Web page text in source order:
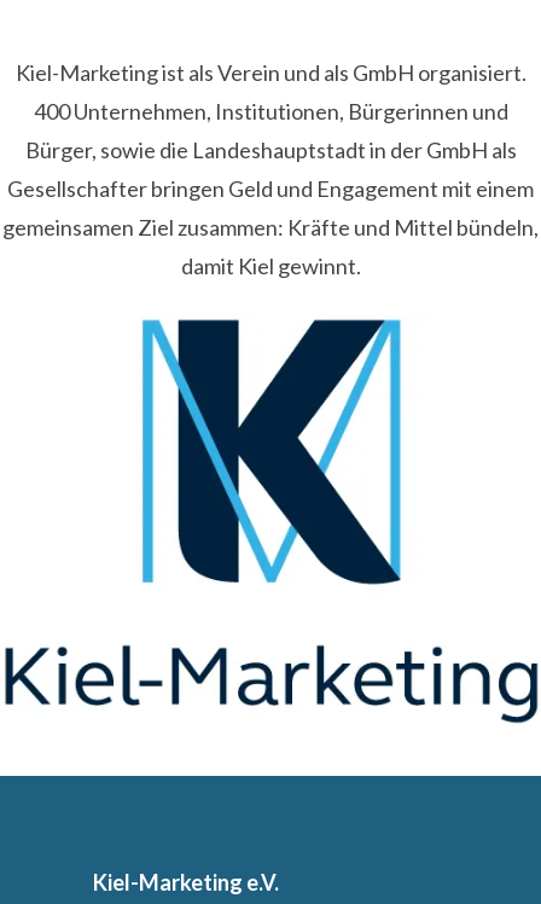
Kiel-Marketing ist als Verein und als GmbH organisiert.
400 Unternehmen, Institutionen, Bürgerinnen und
Bürger, sowie die Landeshauptstadt in der GmbH als
Gesellschafter bringen Geld und Engagement mit einem
gemeinsamen Ziel zusammen: Kräfte und Mittel bündeln,
damit Kiel gewinnt.
Kiel-Marketing e.V.